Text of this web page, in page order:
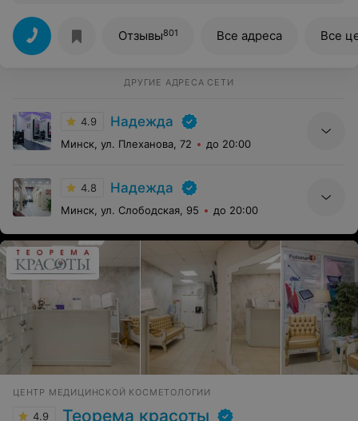
Отзывы801 Все адреса Все
ДРУГИЕ АДРЕСА СЕТИ
4.9 Надежда
Минск, ул. Плеханова, 72 до 20:00
4.8 Надежда
Минск, ул. Слободская, 95 до 20:00
ЦЕНТР МЕДИЦИНСКОЙ КОСМЕТОЛОГИИ
4.9 Теорема красоты